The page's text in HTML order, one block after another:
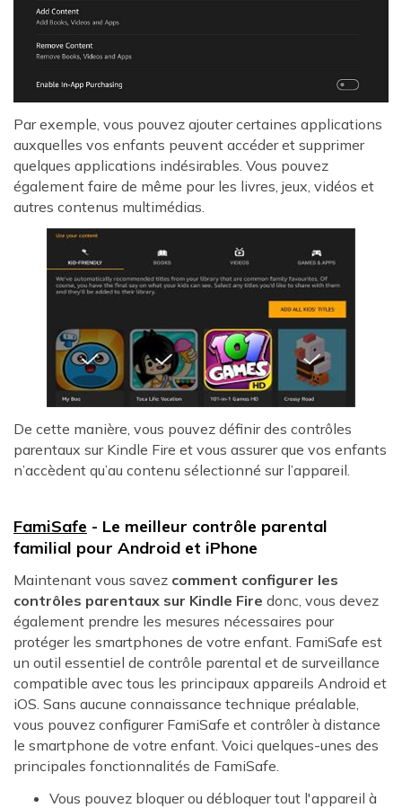
Par exemple, vous pouvez ajouter certaines applications
auxquelles vos enfants peuvent accéder et supprimer
quelques applications indésirables. Vous pouvez
également faire de même pour les livres, jeux, vidéos et
autres contenus multimédias.
De cette manière, vous pouvez définir des contrôles
parentaux sur Kindle Fire et vous assurer que vos enfants
n’accèdent qu’au contenu sélectionné sur l’appareil.
FamiSafe - Le meilleur contrôle parental
familial pour Android et iPhone
Maintenant vous savez comment configurer les
contrôles parentaux sur Kindle Fire donc, vous devez
également prendre les mesures nécessaires pour
protéger les smartphones de votre enfant. FamiSafe est
un outil essentiel de contrôle parental et de surveillance
compatible avec tous les principaux appareils Android et
iOS. Sans aucune connaissance technique préalable,
vous pouvez configurer FamiSafe et contrôler à distance
le smartphone de votre enfant. Voici quelques-unes des
principales fonctionnalités de FamiSafe.
Vous pouvez bloquer ou débloquer tout l'appareil à